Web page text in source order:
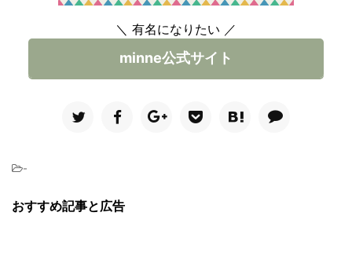
＼ 有名になりたい ／
minne公式サイト
-
おすすめ記事と広告